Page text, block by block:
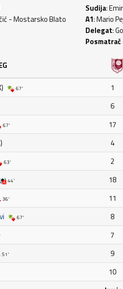
- Mostarsko Blato
Sudija:
A1: Mario
Delegat:
67'
67'
63'
44'
36'
67'
51'
1
6
17
4
2
18
11
8
7
9
10